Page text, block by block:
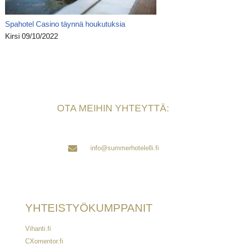
Spahotel Casino täynnä houkutuksia
Kirsi 09/10/2022
OTA MEIHIN YHTEYTTÄ:
info@summerhotelelli.fi
YHTEISTYÖKUMPPANIT
Vihanti.fi
CXomentor.fi